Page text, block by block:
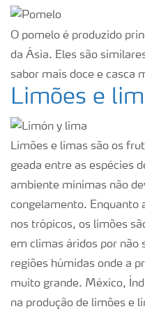
O pomelo é produzido
da Ásia. Eles são
sabor mais doce e casca
Limões e
Limões e limas são os
geada entre as espécies
ambiente mínimas não
congelamento. Enquanto
nos trópicos, os limões
em climas áridos por não
regiões húmidas onde a
muito grande. México,
na produção de limões e